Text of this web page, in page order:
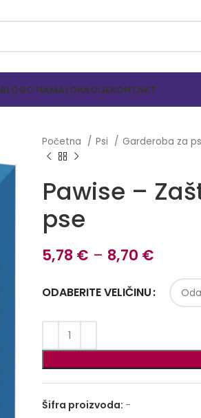
BLOGO NAMALOKACIJEKONTAKT
Početna Psi Garderoba za
Pawise –
pse
5,78 € – 8,70 €
ODABERITE VELIČINU
Šifra proizvoda: -